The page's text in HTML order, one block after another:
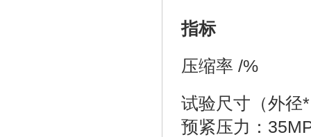
指标
压缩率 /%
试验尺寸（外径
预紧压力：